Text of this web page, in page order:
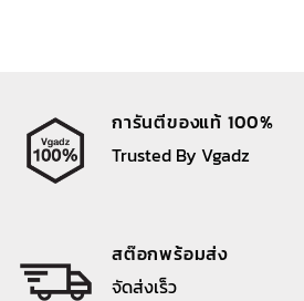
การันตีของแท้ 100%
Trusted By Vgadz
สต๊อกพร้อมส่ง
จัดส่งเร็ว